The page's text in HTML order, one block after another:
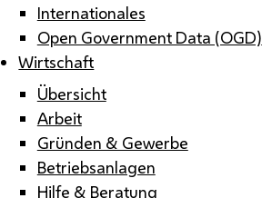
Internationales
Open Government Data (OGD)
Wirtschaft
Übersicht
Arbeit
Gründen & Gewerbe
Betriebsanlagen
Hilfe & Beratung